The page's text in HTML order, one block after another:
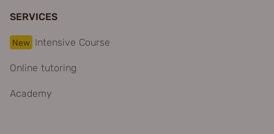
SERVICES
New Intensive Course
Online tutoring
Academy